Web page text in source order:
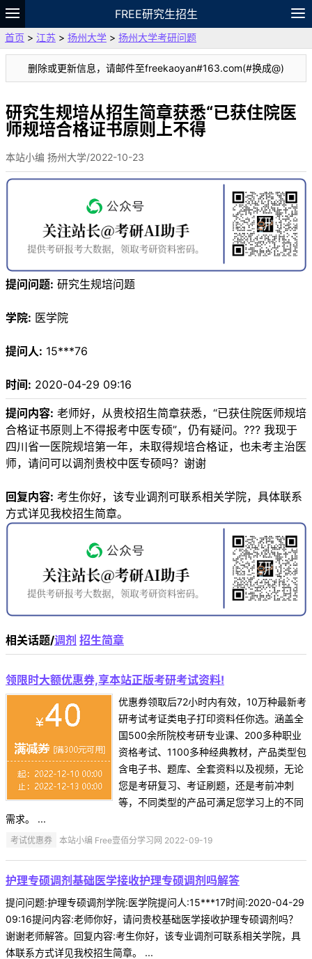
FREE研究生招生
题库
故事 专题 APP 笔记
VIP
资料
首页 > 江苏 > 扬州大学 > 扬州大学考研问题
删除或更新信息，请邮件至freekaoyan#163.com(#换成@)
研究生规培从招生简章获悉“已获住院医
师规培合格证书原则上不得
本站小编 扬州大学/2022-10-23
提问问题: 研究生规培问题
学院: 医学院
提问人: 15***76
时间: 2020-04-29 09:16
提问内容: 老师好，从贵校招生简章获悉，“已获住院医师规培
合格证书原则上不得报考中医专硕”，仍有疑问。??? 我现于
四川省一医院规培第一年，未取得规培合格证，也未考主治医
师，请问可以调剂贵校中医专硕吗？谢谢
回复内容: 考生你好，该专业调剂可联系相关学院，具体联系
方式详见我校招生简章。
相关话题/调剂 招生简章
领限时大额优惠券,享本站正版考研考试资料!
优惠券领取后72小时内有效，10万种最新考
研考试考证类电子打印资料任你选。涵盖全
国500余所院校考研专业课、200多种职业
资格考试、1100多种经典教材，产品类型包
含电子书、题库、全套资料以及视频，无论
您是考研复习、考证刷题，还是考前冲刺
等，不同类型的产品可满足您学习上的不同
需求。 ...
考试优惠券 本站小编 Free壹佰分学习网 2022-09-19
护理专硕调剂基础医学接收护理专硕调剂吗解答
提问问题:护理专硕调剂学院:医学院提问人:15***17时间:2020-04-29
09:16提问内容:老师你好，请问贵校基础医学接收护理专硕调剂吗？
谢谢老师解答。回复内容:考生你好，该专业调剂可联系相关学院，具
体联系方式详见我校招生简章。 ...